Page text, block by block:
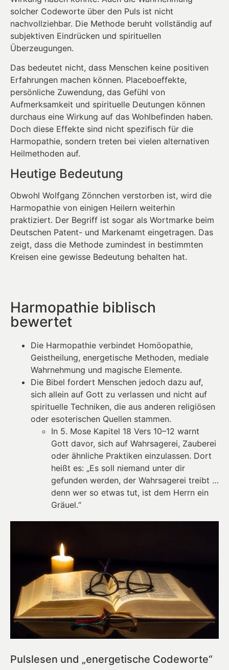
solcher Codeworte über den Puls ist nicht
nachvollziehbar. Die Methode beruht vollständig auf
subjektiven Eindrücken und spirituellen
Überzeugungen.
Das bedeutet nicht, dass Menschen keine positiven
Erfahrungen machen können. Placeboeffekte,
persönliche Zuwendung, das Gefühl von
Aufmerksamkeit und spirituelle Deutungen können
durchaus eine Wirkung auf das Wohlbefinden haben.
Doch diese Effekte sind nicht spezifisch für die
Harmopathie, sondern treten bei vielen alternativen
Heilmethoden auf.
Heutige Bedeutung
Obwohl Wolfgang Zönnchen verstorben ist, wird die
Harmopathie von einigen Heilern weiterhin
praktiziert. Der Begriff ist sogar als Wortmarke beim
Deutschen Patent- und Markenamt eingetragen. Das
zeigt, dass die Methode zumindest in bestimmten
Kreisen eine gewisse Bedeutung behalten hat.
Harmopathie biblisch
bewertet
Die Harmopathie verbindet Homöopathie,
Geistheilung, energetische Methoden, mediale
Wahrnehmung und magische Elemente.
Die Bibel fordert Menschen jedoch dazu auf,
sich allein auf Gott zu verlassen und nicht auf
spirituelle Techniken, die aus anderen religiösen
oder esoterischen Quellen stammen.
In 5. Mose Kapitel 18 Vers 10–12 warnt
Gott davor, sich auf Wahrsagerei, Zauberei
oder ähnliche Praktiken einzulassen. Dort
heißt es: „Es soll niemand unter dir
gefunden werden, der Wahrsagerei treibt …
denn wer so etwas tut, ist dem Herrn ein
Gräuel.“
Pulslesen und „energetische Codeworte“